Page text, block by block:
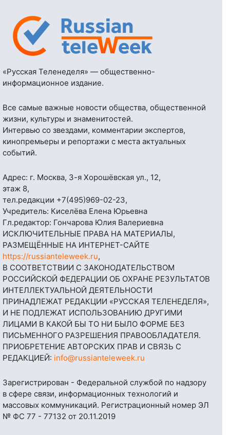
«Русская Теленеделя» — общественно-
информационное издание.
Все самые важные новости общества, общественной
жизни, культуры и знаменитостей.
Интервью со звездами, комментарии экспертов,
кинопремьеры и репортажи с места актуальных
событий.
Адрес: г. Москва, 3-я Хорошёвская ул., 12,
этаж 8,
тел.редакции +7(495)969-02-23,
Учредитель: Киселёва Елена Юрьевна
Гл.редактор: Гончарова Юлия Валериевна
ИСКЛЮЧИТЕЛЬНЫЕ ПРАВА НА МАТЕРИАЛЫ,
РАЗМЕЩЁННЫЕ НА ИНТЕРНЕТ-САЙТЕ
https://russianteleweek.ru,
В СООТВЕТСТВИИ С ЗАКОНОДАТЕЛЬСТВОМ
РОССИЙСКОЙ ФЕДЕРАЦИИ ОБ ОХРАНЕ РЕЗУЛЬТАТОВ
ИНТЕЛЛЕКТУАЛЬНОЙ ДЕЯТЕЛЬНОСТИ
ПРИНАДЛЕЖАТ РЕДАКЦИИ «РУССКАЯ ТЕЛЕНЕДЕЛЯ»,
И НЕ ПОДЛЕЖАТ ИСПОЛЬЗОВАНИЮ ДРУГИМИ
ЛИЦАМИ В КАКОЙ БЫ ТО НИ БЫЛО ФОРМЕ БЕЗ
ПИСЬМЕННОГО РАЗРЕШЕНИЯ ПРАВООБЛАДАТЕЛЯ.
ПРИОБРЕТЕНИЕ АВТОРСКИХ ПРАВ И СВЯЗЬ С
РЕДАКЦИЕЙ: info@russianteleweek.ru
Зарегистрирован - Федеральной службой по надзору
в сфере связи, информационных технологий и
массовых коммуникаций. Регистрационный номер ЭЛ
№ ФС 77 - 77132 от 20.11.2019